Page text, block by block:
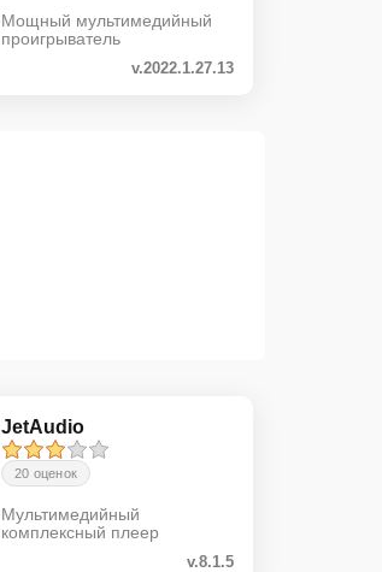
Мощный мультимедийный
проигрыватель
v.2022.1.27.13
JetAudio
20 оценок
Мультимедийный
комплексный плеер
v.8.1.5